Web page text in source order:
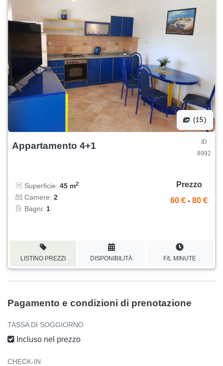
(15)
Appartamento 4+1
ID
8992
Superficie: 45 m2
Camere: 2
Bagni: 1
Prezzo
60 € - 80 €
LISTINO PREZZI DISPONIBILITÀ F/L MINUTE
Pagamento e condizioni di prenotazione
TASSA DI SOGGIORNO
Incluso nel prezzo
CHECK-IN